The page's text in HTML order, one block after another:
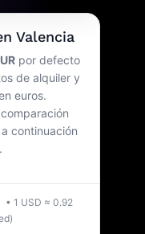
en
de 2026
Valencia
por defecto
de alquiler y
euros.
continuación
• 1 USD ≈ 0.92